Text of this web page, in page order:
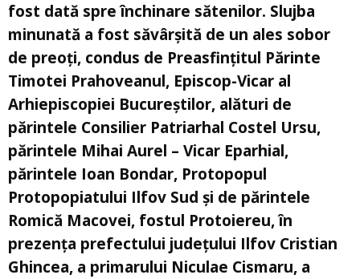
fost dată spre închinare sătenilor. Slujba
minunată a fost săvârșită de un ales sobor
de preoți, condus de Preasfințitul Părinte
Timotei Prahoveanul, Episcop-Vicar al
Arhiepiscopiei Bucureștilor, alături de
părintele Consilier Patriarhal Costel Ursu,
părintele Mihai Aurel – Vicar Eparhial,
părintele Ioan Bondar, Protopopul
Protopopiatului Ilfov Sud și de părintele
Romică Macovei, fostul Protoiereu, în
prezența prefectului județului Ilfov Cristian
Ghincea, a primarului Niculae Cismaru, a